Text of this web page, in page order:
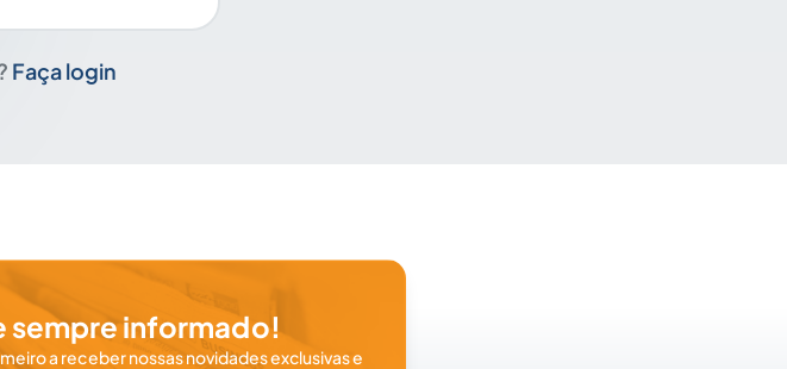
Faça login
sempre informado!
a receber nossas novidades exclusivas e